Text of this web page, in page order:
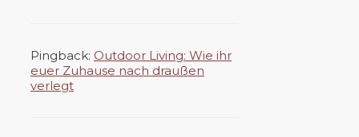
Pingback: Outdoor Living: Wie ihr
euer Zuhause nach draußen
verlegt